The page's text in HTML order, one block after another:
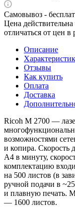
Самовывоз -
Цена
отличаться от цен
Описание
Отзывы
Как купить
Оплата
Доставка
Ricoh M 2700 —
возможностями
и копира. Скорость
A4 в минуту,
комплектацию
на 500 листов (в
ручной подачи в
и плавную печать.
— 1600 листов.